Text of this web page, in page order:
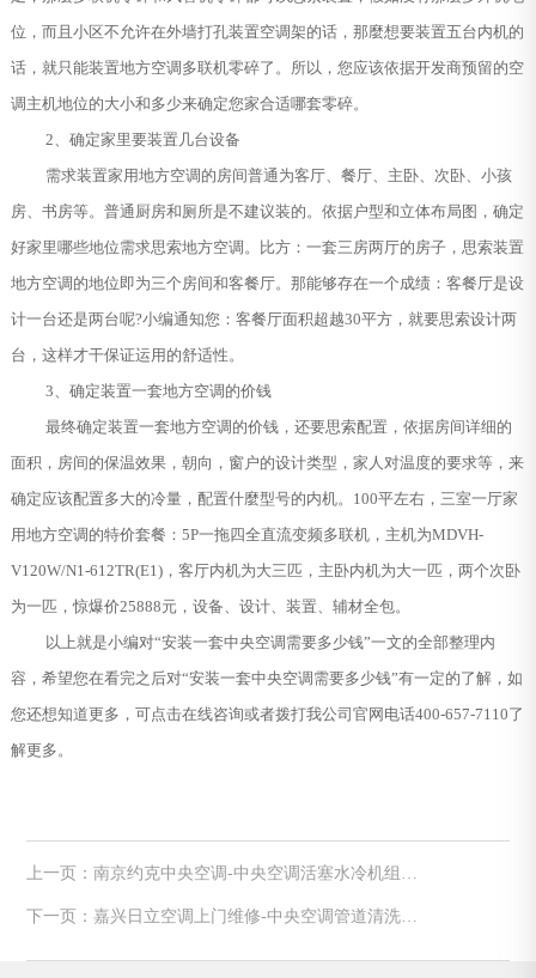
位，而且小区不允许在外墙打孔装置空调架的话，那麼想要装置五台内机的
话，就只能装置地方空调多联机零碎了。所以，您应该依据开发商预留的空
调主机地位的大小和多少来确定您家合适哪套零碎。
2、确定家里要装置几台设备
需求装置家用地方空调的房间普通为客厅、餐厅、主卧、次卧、小孩
房、书房等。普通厨房和厕所是不建议装的。依据户型和立体布局图，确定
好家里哪些地位需求思索地方空调。比方：一套三房两厅的房子，思索装置
地方空调的地位即为三个房间和客餐厅。那能够存在一个成绩：客餐厅是设
计一台还是两台呢?小编通知您：客餐厅面积超越30平方，就要思索设计两
台，这样才干保证运用的舒适性。
3、确定装置一套地方空调的价钱
最终确定装置一套地方空调的价钱，还要思索配置，依据房间详细的
面积，房间的保温效果，朝向，窗户的设计类型，家人对温度的要求等，来
确定应该配置多大的冷量，配置什麼型号的内机。100平左右，三室一厅家
用地方空调的特价套餐：5P一拖四全直流变频多联机，主机为MDVH-
V120W/N1-612TR(E1)，客厅内机为大三匹，主卧内机为大一匹，两个次卧
为一匹，惊爆价25888元，设备、设计、装置、辅材全包。
以上就是小编对“安装一套中央空调需要多少钱”一文的全部整理内
容，希望您在看完之后对“安装一套中央空调需要多少钱”有一定的了解，如
您还想知道更多，可点击在线咨询或者拨打我公司官网电话400-657-7110了
解更多。
上一页：南京约克中央空调-中央空调活塞水冷机组维
下一页：嘉兴日立空调上门维修-中央空调管道清洗预